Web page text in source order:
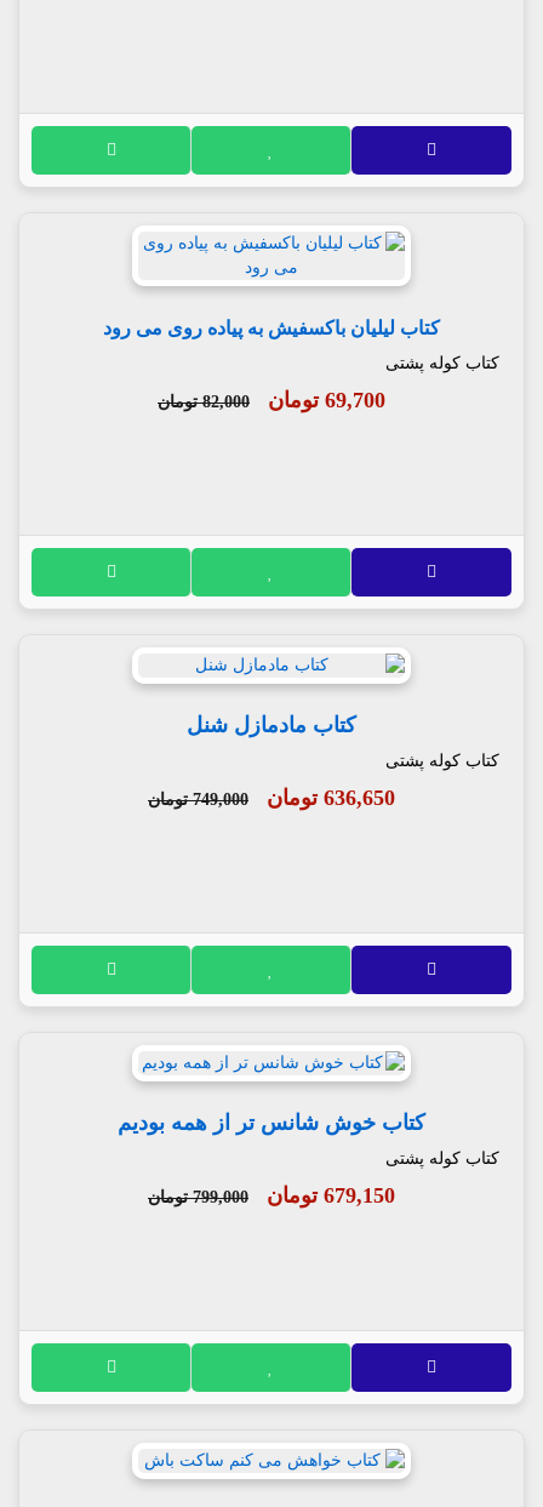
کتاب لیلیان باکسفیش به پیاده روی می رود
کتاب کوله پشتی
69,700 تومان 82,000 تومان
کتاب مادمازل شنل
کتاب کوله پشتی
636,650 تومان 749,000 تومان
کتاب خوش شانس تر از همه بودیم
کتاب کوله پشتی
679,150 تومان 799,000 تومان